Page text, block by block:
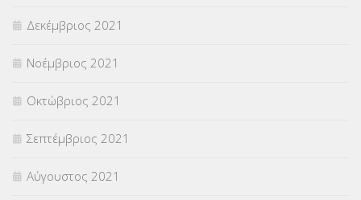
Δεκέμβριος 2021
Νοέμβριος 2021
Οκτώβριος 2021
Σεπτέμβριος 2021
Αύγουστος 2021